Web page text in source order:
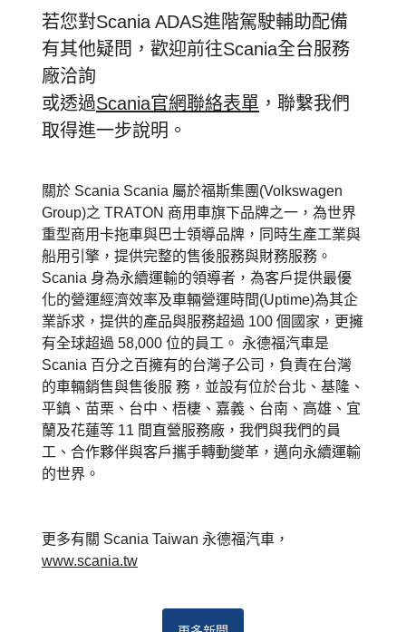
若您對Scania ADAS進階駕駛輔助配備
有其他疑問，歡迎前往Scania全台服務
廠洽詢
或透過Scania官網聯絡表單 ，聯繫我們
取得進一步說明。
關於 Scania Scania 屬於福斯集團(Volkswagen
Group)之 TRATON 商用車旗下品牌之一，為世界
重型商用卡拖車與巴士領導品牌，同時生產工業與
船用引擎，提供完整的售後服務與財務服務。
Scania 身為永續運輸的領導者，為客戶提供最優
化的營運經濟效率及車輛營運時間(Uptime)為其企
業訴求，提供的產品與服務超過 100 個國家，更擁
有全球超過 58,000 位的員工。 永德福汽車是
Scania 百分之百擁有的台灣子公司，負責在台灣
的車輛銷售與售後服 務，並設有位於台北、基隆、
平鎮、苗栗、台中、梧棲、嘉義、台南、高雄、宜
蘭及花蓮等 11 間直營服務廠，我們與我們的員
工、合作夥伴與客戶攜手轉動變革，邁向永續運輸
的世界。
更多有關 Scania Taiwan 永德福汽車，
www.scania.tw